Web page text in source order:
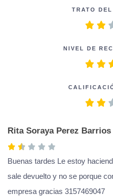
TRATO
NIVEL DE
Rita Soraya Perez Barrios
Buenas tardes Le estoy
sale devuelto y no se porque
empresa gracias 3157469047